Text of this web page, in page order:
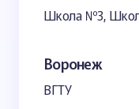
Школа №3,
Воронеж
ВГТУ